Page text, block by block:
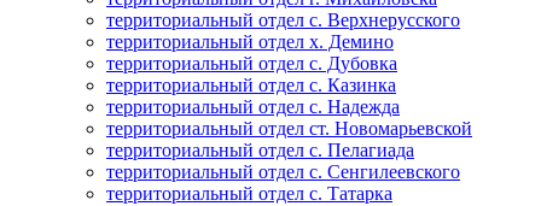
территориальный отдел с. Верхнерусского
территориальный отдел х. Демино
территориальный отдел с. Дубовка
территориальный отдел с. Казинка
территориальный отдел с. Надежда
территориальный отдел ст. Новомарьевской
территориальный отдел с. Пелагиада
территориальный отдел с. Сенгилеевского
территориальный отдел с. Татарка